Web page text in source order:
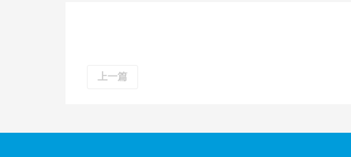
上一篇